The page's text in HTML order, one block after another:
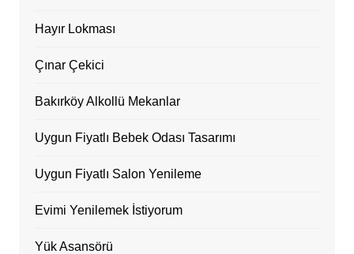
Hayır Lokması
Çınar Çekici
Bakırköy Alkollü Mekanlar
Uygun Fiyatlı Bebek Odası Tasarımı
Uygun Fiyatlı Salon Yenileme
Evimi Yenilemek İstiyorum
Yük Asansörü